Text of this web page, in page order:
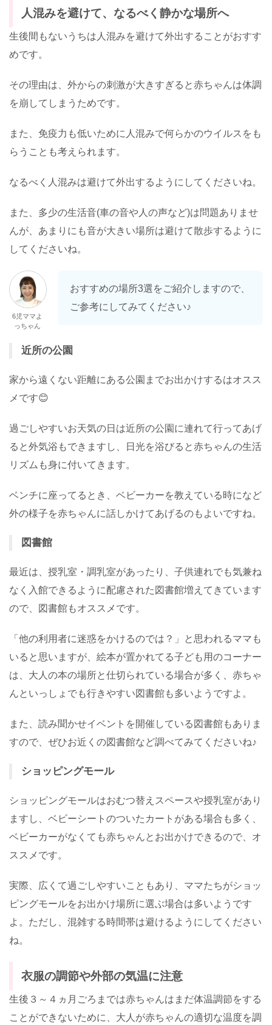
人混みを避けて、なるべく静かな場所へ
生後間もないうちは人混みを避けて外出することがおすす
めです。
その理由は、外からの刺激が大きすぎると赤ちゃんは体調
を崩してしまうためです。
また、免疫力も低いために人混みで何らかのウイルスをも
らうことも考えられます。
なるべく人混みは避けて外出するようにしてくださいね。
また、多少の生活音(車の音や人の声など)は問題ありませ
んが、あまりにも音が大きい場所は避けて散歩するように
してくださいね。
6児ママよ
っちゃん
おすすめの場所3選をご紹介しますので、
ご参考にしてみてください♪
近所の公園
家から遠くない距離にある公園までお出かけするはオスス
メです😊
過ごしやすいお天気の日は近所の公園に連れて行ってあげ
ると外気浴もできますし、日光を浴びると赤ちゃんの生活
リズムも身に付いてきます。
ベンチに座ってるとき、ベビーカーを教えている時になど
外の様子を赤ちゃんに話しかけてあげるのもよいですね。
図書館
最近は、授乳室・調乳室があったり、子供連れでも気兼ね
なく入館できるように配慮された図書館増えてきています
ので、図書館もオススメです。
「他の利用者に迷惑をかけるのでは？」と思われるママも
いると思いますが、絵本が置かれてる子ども用のコーナー
は、大人の本の場所と仕切られている場合が多く、赤ちゃ
んといっしょでも行きやすい図書館も多いようですよ。
また、読み聞かせイベントを開催している図書館もありま
すので、ぜひお近くの図書館など調べてみてくださいね♪
ショッピングモール
ショッピングモールはおむつ替えスペースや授乳室があり
ますし、ベビーシートのついたカートがある場合も多く、
ベビーカーがなくても赤ちゃんとお出かけできるので、オ
ススメです。
実際、広くて過ごしやすいこともあり、ママたちがショッ
ピングモールをお出かけ場所に選ぶ場合は多いようです
よ。ただし、混雑する時間帯は避けるようにしてください
ね。
衣服の調節や外部の気温に注意
生後３～４ヵ月ごろまでは赤ちゃんはまだ体温調節をする
ことができないために、大人が赤ちゃんの適切な温度を調